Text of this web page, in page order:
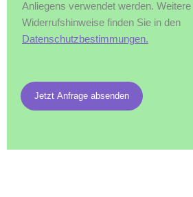
Anliegens verwendet werden.
Widerrufshinweise finden Sie in den
Datenschutzbestimmungen.
Jetzt Anfrage absenden